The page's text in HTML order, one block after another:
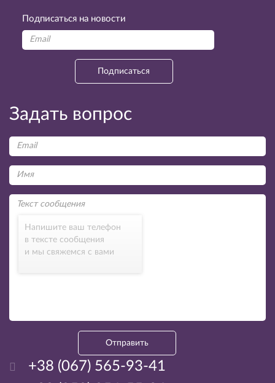
Подписаться на новости
Подписаться
Задать вопрос
Напишите ваш телефон
в тексте сообщения
и мы свяжемся с вами
Отправить
+38 (067) 565-93-41